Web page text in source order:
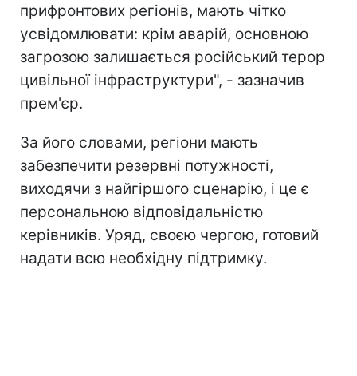
прифронтових регіонів, мають чітко
усвідомлювати: крім аварій, основною
загрозою залишається російський терор
цивільної інфраструктури", - зазначив
прем'єр.
За його словами, регіони мають
забезпечити резервні потужності,
виходячи з найгіршого сценарію, і це є
персональною відповідальністю
керівників. Уряд, своєю чергою, готовий
надати всю необхідну підтримку.